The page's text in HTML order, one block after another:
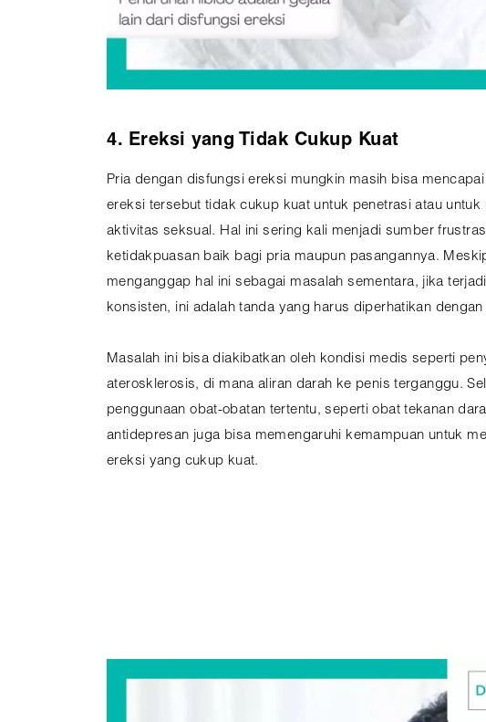
4. Ereksi yang Tidak Cukup Kuat
Pria dengan disfungsi ereksi mungkin masih bisa
ereksi tersebut tidak cukup kuat untuk penetrasi atau untuk
aktivitas seksual. Hal ini sering kali menjadi sumber
ketidakpuasan baik bagi pria maupun pasangannya.
menganggap hal ini sebagai masalah sementara, jika
konsisten, ini adalah tanda yang harus diperhatikan dengan
Masalah ini bisa diakibatkan oleh kondisi medis seperti
aterosklerosis, di mana aliran darah ke penis terganggu.
penggunaan obat-obatan tertentu, seperti obat tekanan
antidepresan juga bisa memengaruhi kemampuan untuk
ereksi yang cukup kuat.